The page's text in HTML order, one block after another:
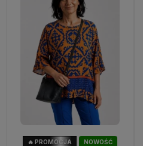
NOWOŚĆ
🔥 PROMOCJA